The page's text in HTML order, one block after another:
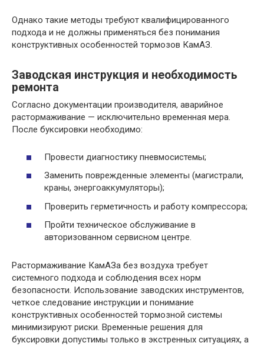
Однако такие методы требуют квалифицированного
подхода и не должны применяться без понимания
конструктивных особенностей тормозов КамАЗ.
Заводская инструкция и необходимость
ремонта
Согласно документации производителя, аварийное
растормаживание — исключительно временная мера.
После буксировки необходимо:
Провести диагностику пневмосистемы;
Заменить поврежденные элементы (магистрали,
краны, энергоаккумуляторы);
Проверить герметичность и работу компрессора;
Пройти техническое обслуживание в
авторизованном сервисном центре.
Растормаживание КамАЗа без воздуха требует
системного подхода и соблюдения всех норм
безопасности. Использование заводских инструментов,
четкое следование инструкции и понимание
конструктивных особенностей тормозной системы
минимизируют риски. Временные решения для
буксировки допустимы только в экстренных ситуациях, а